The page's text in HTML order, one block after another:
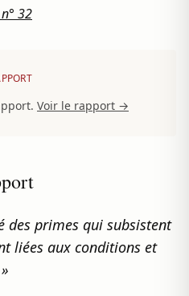
32
Voir le rapport →
des primes qui subsistent
liées aux conditions et